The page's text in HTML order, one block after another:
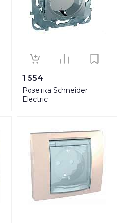
1 554
Розетка Schneider
Electric